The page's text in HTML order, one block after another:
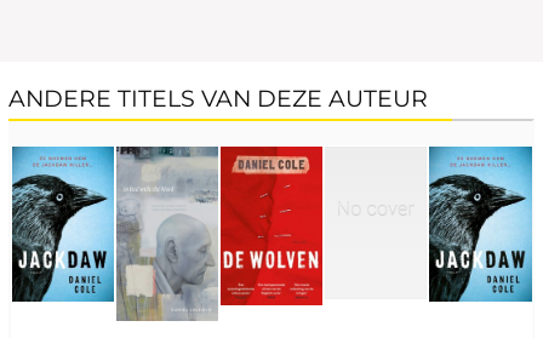
ANDERE TITELS VAN DEZE AUTEUR